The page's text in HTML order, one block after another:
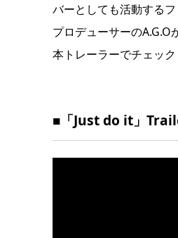
バーとしても活動する
プロデューサーの
本トレーラーでチェック
■「Just do it」